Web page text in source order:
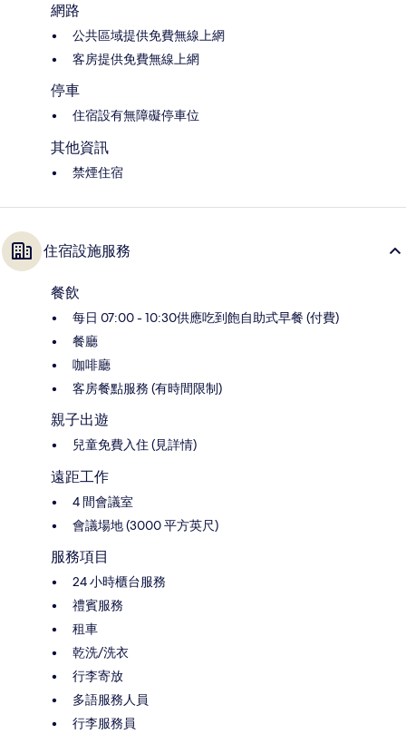
網路
公共區域提供免費無線上網
客房提供免費無線上網
停車
住宿設有無障礙停車位
其他資訊
禁煙住宿
住宿設施服務
餐飲
每日 07:00 - 10:30供應吃到飽自助式早餐 (付費)
餐廳
咖啡廳
客房餐點服務 (有時間限制)
親子出遊
兒童免費入住 (見詳情)
遠距工作
4 間會議室
會議場地 (3000 平方英尺)
服務項目
24 小時櫃台服務
禮賓服務
租車
乾洗/洗衣
行李寄放
多語服務人員
行李服務員